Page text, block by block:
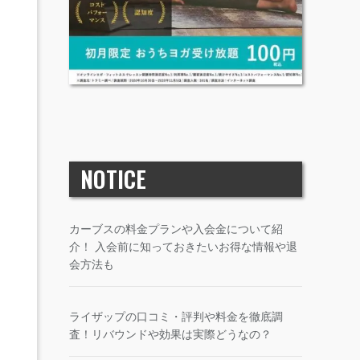
NOTICE
カーブスの料金プランや入会金について紹
介！ 入会前に知っておきたいお得な情報や退
会方法も
ライザップの口コミ・評判や料金を徹底調
査！リバウンドや効果は実際どうなの？